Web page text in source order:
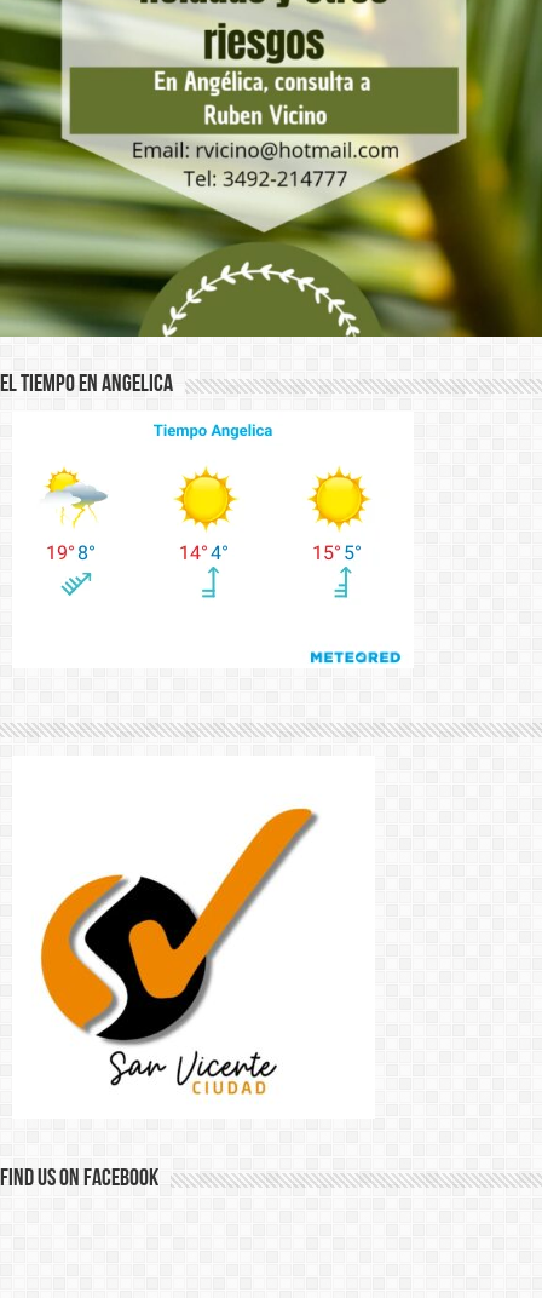
El Tiempo en Angelica
Find us on Facebook